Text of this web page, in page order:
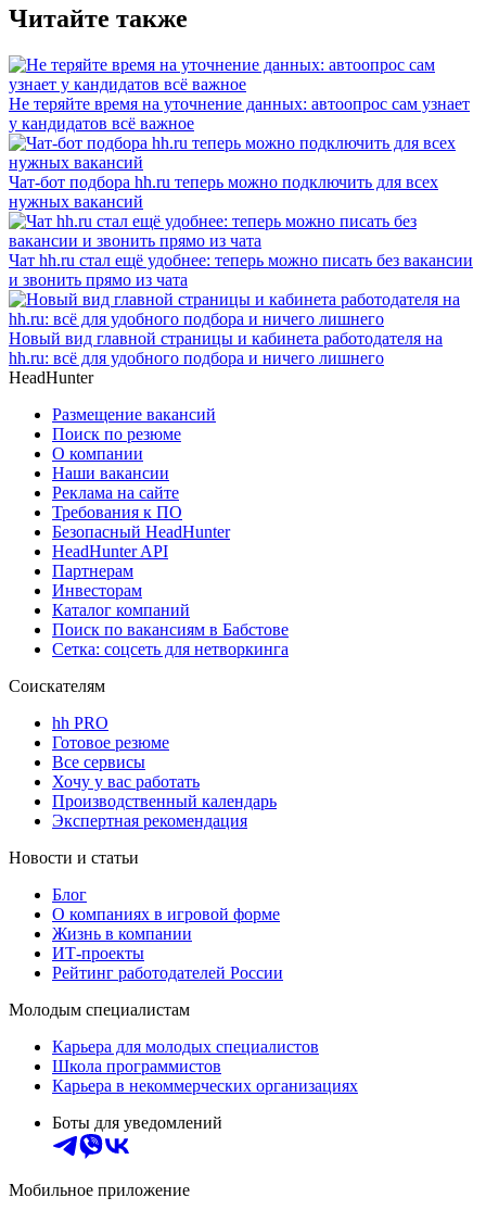
Читайте также
Не теряйте время на уточнение данных: автоопрос сам узнает
у кандидатов всё важное
Чат-бот подбора hh.ru теперь можно подключить для всех
нужных вакансий
Чат hh.ru стал ещё удобнее: теперь можно писать без вакансии
и звонить прямо из чата
Новый вид главной страницы и кабинета работодателя на
hh.ru: всё для удобного подбора и ничего лишнего
HeadHunter
Размещение вакансий
Поиск по резюме
О компании
Наши вакансии
Реклама на сайте
Требования к ПО
Безопасный HeadHunter
HeadHunter API
Партнерам
Инвесторам
Каталог компаний
Поиск по вакансиям в Бабстове
Сетка: соцсеть для нетворкинга
Соискателям
hh PRO
Готовое резюме
Все сервисы
Хочу у вас работать
Производственный календарь
Экспертная рекомендация
Новости и статьи
Блог
О компаниях в игровой форме
Жизнь в компании
ИТ-проекты
Рейтинг работодателей России
Молодым специалистам
Карьера для молодых специалистов
Школа программистов
Карьера в некоммерческих организациях
Боты для уведомлений
Мобильное приложение